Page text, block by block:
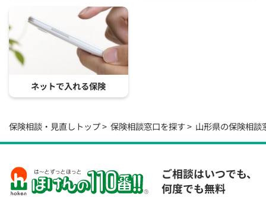
ネットで入れる保険
保険相談・見直しトップ 保険相談窓口を探す 山形県の保険相談
ご相談はいつでも、
何度でも無料